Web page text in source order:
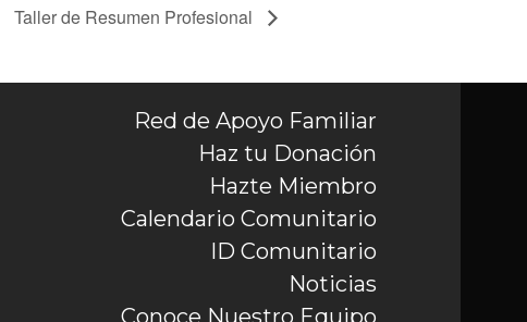
Taller de Resumen Profesional
Red de Apoyo Familiar
Haz tu Donación
Hazte Miembro
Calendario Comunitario
ID Comunitario
Noticias
Conoce Nuestro Equipo